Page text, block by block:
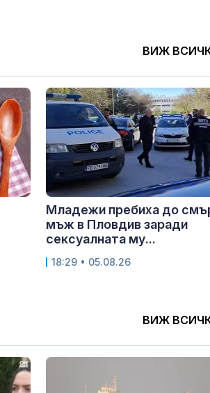
ВИЖ
Младежи пребиха до
мъж в Пловдив заради
сексуалната му...
18:29 • 05.08.26
ВИЖ